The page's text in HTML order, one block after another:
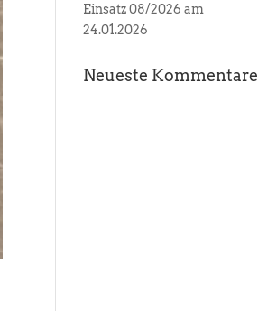
Einsatz 08/2026 am
24.01.2026
Neueste Kommentare